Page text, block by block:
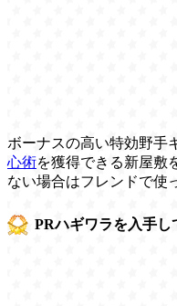
ボーナスの高い特効野手
心術を獲得できる新屋敷
ない場合はフレンドで使
PRハギワラを入手し